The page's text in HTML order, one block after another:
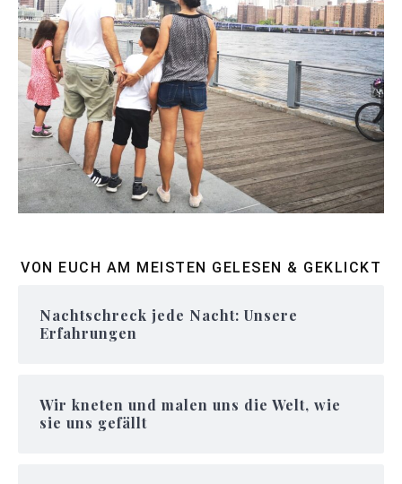
VON EUCH AM MEISTEN GELESEN & GEKLICKT
Nachtschreck jede Nacht: Unsere
Erfahrungen
Wir kneten und malen uns die Welt, wie
sie uns gefällt